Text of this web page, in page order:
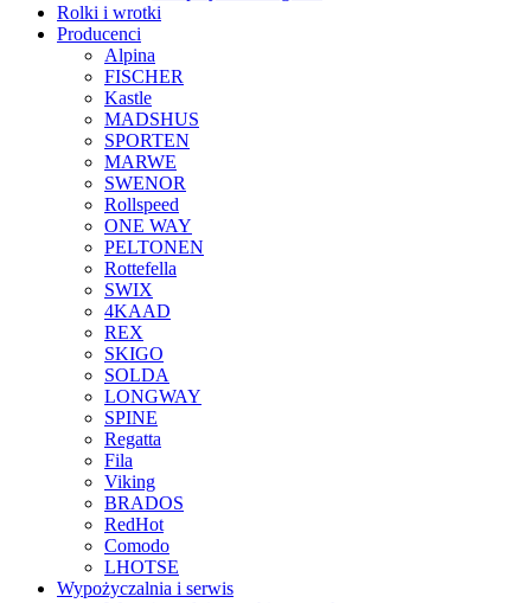
Rolki i wrotki
Producenci
Alpina
FISCHER
Kastle
MADSHUS
SPORTEN
MARWE
SWENOR
Rollspeed
ONE WAY
PELTONEN
Rottefella
SWIX
4KAAD
REX
SKIGO
SOLDA
LONGWAY
SPINE
Regatta
Fila
Viking
BRADOS
RedHot
Comodo
LHOTSE
Wypożyczalnia i serwis